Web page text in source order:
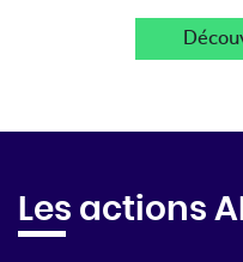
Les actions